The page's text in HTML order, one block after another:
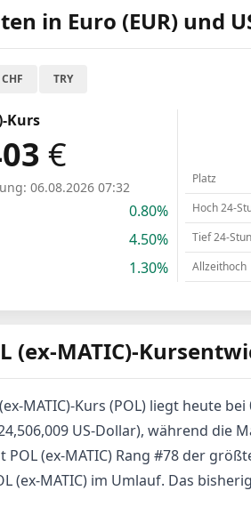
in Euro (EUR) und
CHF TRY
Kurs
€
06.08.2026 07:32
0.80%
4.50%
1.30%
Platz
Hoch 24-
Tief 24-
Allzeithoch
(ex-MATIC)-
MATIC)-Kurs (POL) liegt heute
US-Dollar), während die
POL (ex-MATIC) Rang #78 der
(ex-MATIC) im Umlauf. Das